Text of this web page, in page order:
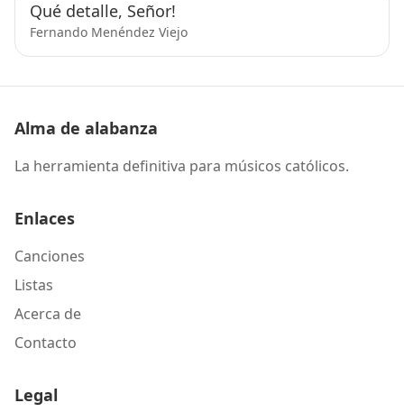
Qué detalle, Señor!
Fernando Menéndez Viejo
Alma de alabanza
La herramienta definitiva para músicos católicos.
Enlaces
Canciones
Listas
Acerca de
Contacto
Legal